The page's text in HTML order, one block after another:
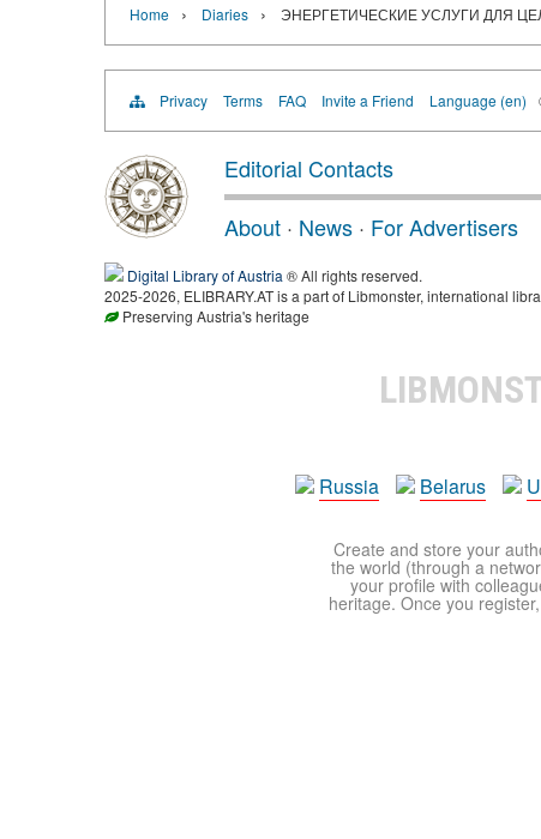
Home › Diaries › ЭНЕРГЕТИЧЕСКИЕ УСЛУГИ ДЛЯ
Privacy Terms FAQ Invite a Friend Language (en)
Editorial Contacts
About · News · For Advertisers
Digital Library of Austria ® All rights reserved.
2025-2026, ELIBRARY.AT is a part of Libmonster, international
Preserving Austria's heritage
Russia
Belarus
Create and store your
the world (through a
your profile with
heritage. Once you